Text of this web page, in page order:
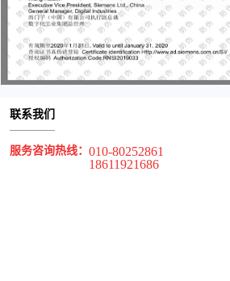
联系我们
服务咨询热线： 010-80252861
18611921686